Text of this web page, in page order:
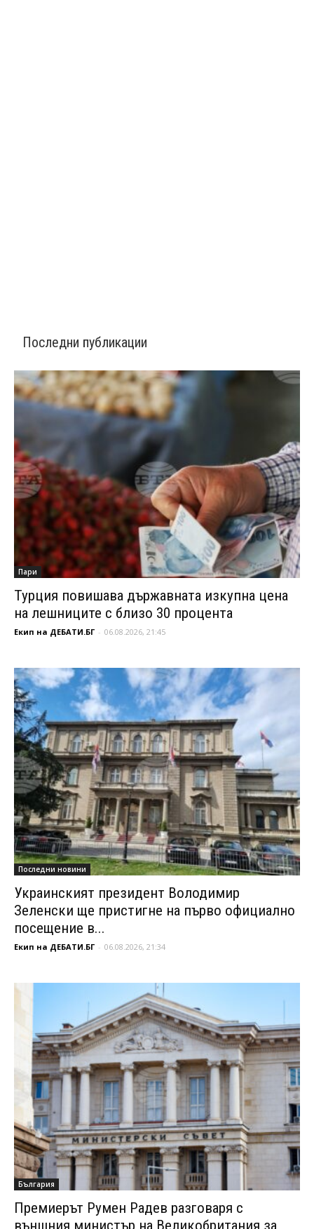
Последни публикации
Пари
Турция повишава държавната изкупна цена
на лешниците с близо 30 процента
Екип на ДЕБАТИ.БГ - 06.08.2026, 21:45
Последни новини
Украинският президент Володимир
Зеленски ще пристигне на първо официално
посещение в...
Екип на ДЕБАТИ.БГ - 06.08.2026, 21:34
България
Премиерът Румен Радев разговаря с
външния министър на Великобритания за